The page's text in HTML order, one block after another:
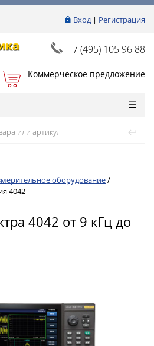
Вход| Регистрация
+7 (495) 105 96 88
Коммерческое предложение
оборудование/
4042
4042 от 9 кГц до